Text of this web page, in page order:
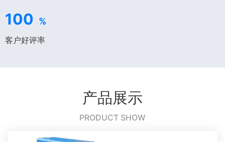
100 %
客户好评率
产品展示
PRODUCT SHOW